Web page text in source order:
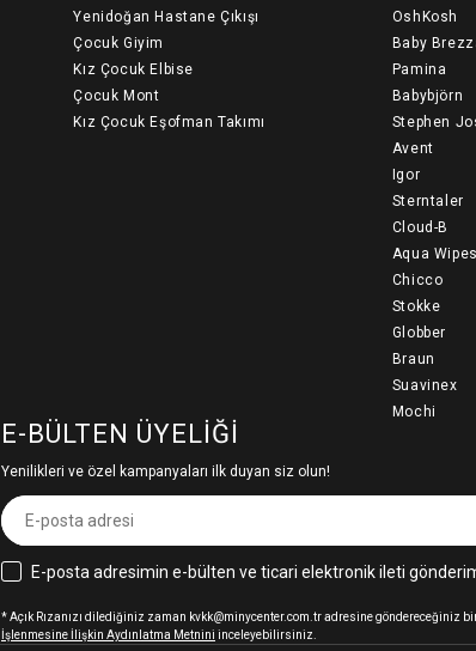
Yenidoğan Hastane Çıkışı
Çocuk Giyim
Kız Çocuk Elbise
Çocuk Mont
Kız Çocuk Eşofman Takımı
OshKosh
Baby
Pamina
Babybjörn
Stephen
Avent
Igor
Sterntaler
Cloud-B
Aqua Wipes
Chicco
Stokke
Globber
Braun
Suavinex
Mochi
E-BÜLTEN ÜYELIĞI
Yenilikleri ve özel kampanyaları ilk duyan siz olun!
E-posta adresimin e-bülten ve ticari elektronik ileti
* Açık Rızanızı dilediğiniz zaman kvkk@minycenter.com.tr adresine
İşlenmesine İlişkin Aydınlatma Metnini inceleyebilirsiniz.